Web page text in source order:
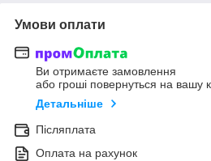
Умови оплати
Ви отримаєте замовлення
або гроші повернуться на вашу
Детальніше
Післяплата
Оплата на рахунок